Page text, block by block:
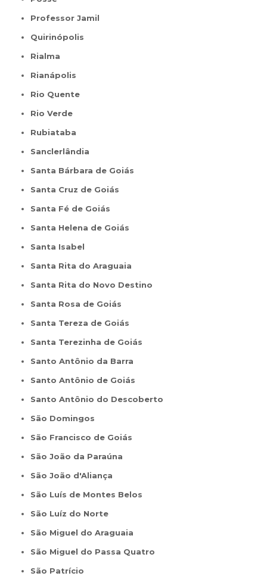
Professor Jamil
Quirinópolis
Rialma
Rianápolis
Rio Quente
Rio Verde
Rubiataba
Sanclerlândia
Santa Bárbara de Goiás
Santa Cruz de Goiás
Santa Fé de Goiás
Santa Helena de Goiás
Santa Isabel
Santa Rita do Araguaia
Santa Rita do Novo Destino
Santa Rosa de Goiás
Santa Tereza de Goiás
Santa Terezinha de Goiás
Santo Antônio da Barra
Santo Antônio de Goiás
Santo Antônio do Descoberto
São Domingos
São Francisco de Goiás
São João da Paraúna
São João d'Aliança
São Luís de Montes Belos
São Luíz do Norte
São Miguel do Araguaia
São Miguel do Passa Quatro
São Patrício